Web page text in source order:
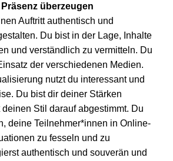
überzeugen
Auftritt authentisch und
Du bist in der Lage, Inhalte
und verständlich zu vermitteln. Du
der verschiedenen Medien.
nutzt du interessant und
Du bist dir deiner Stärken
Stil darauf abgestimmt. Du
deine Teilnehmer*innen in Online-
zu fesseln und zu
authentisch und souverän und